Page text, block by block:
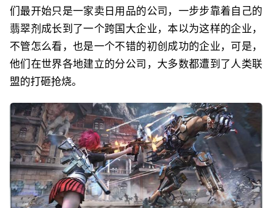
们最开始只是一家卖日用品的公司，一步步靠着自己的
翡翠剂成长到了一个跨国大企业，本以为这样的企业，
不管怎么看，也是一个不错的初创成功的企业，可是，
他们在世界各地建立的分公司，大多数都遭到了人类联
盟的打砸抢烧。